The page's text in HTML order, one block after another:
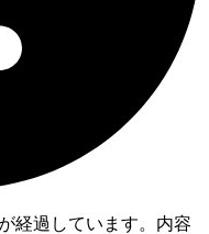
経過しています。内容